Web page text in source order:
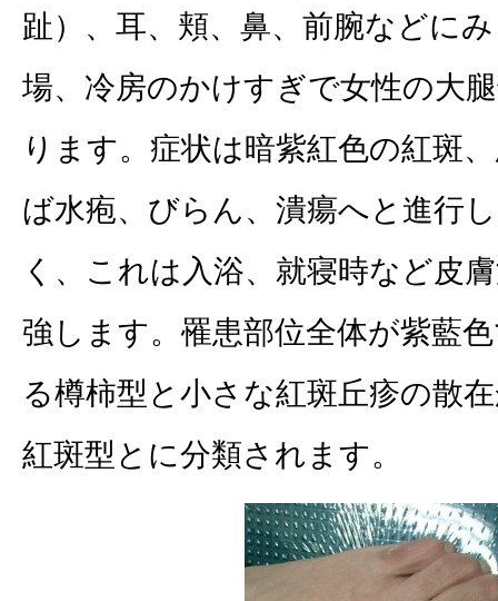
趾）、耳、頬、鼻、前腕などに
場、冷房のかけすぎで女性の大
ります。症状は暗紫紅色の紅斑
ば水疱、びらん、潰瘍へと進行
く、これは入浴、就寝時など皮
強します。罹患部位全体が紫藍
る樽柿型と小さな紅斑丘疹の散
紅斑型とに分類されます。